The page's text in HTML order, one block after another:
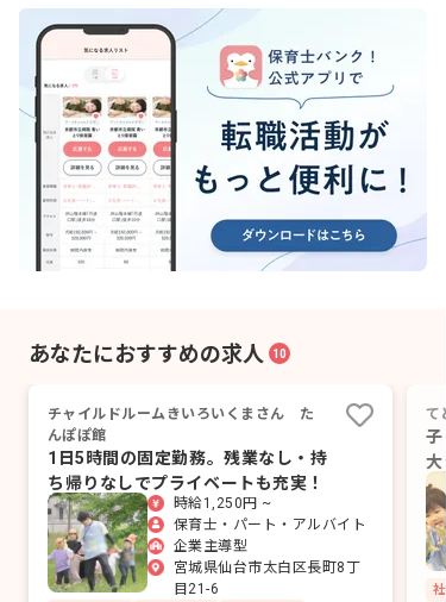
あなたにおすすめの求人 10
チャイルドルームきいろいくまさん た
んぽぽ館
1日5時間の固定勤務。残業なし・持
ち帰りなしでプライベートも充実！
時給1,250円 ~
保育士・パート・アルバイト
企業主導型
宮城県仙台市太白区長町8丁
目21-6
て
い
社